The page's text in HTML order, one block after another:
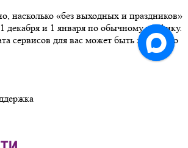
насколько «без выходных и праздников»
и 1 января по обычному графику.
сервисов для вас может быть жизненно